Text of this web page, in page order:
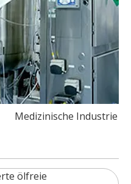
Medizinische Industrie
ölfreie